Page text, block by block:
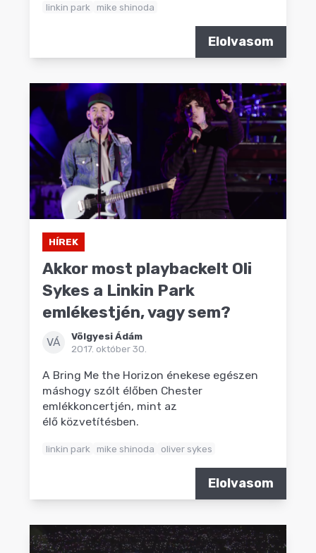
linkin park mike shinoda
Elolvasom
HÍREK
Akkor most playbackelt Oli
Sykes a Linkin Park
emlékestjén, vagy sem?
VÁ
Völgyesi Ádám
2017. október 30.
A Bring Me the Horizon énekese egészen
máshogy szólt élőben Chester
emlékkoncertjén, mint az
élő közvetítésben.
linkin park mike shinoda oliver sykes
Elolvasom